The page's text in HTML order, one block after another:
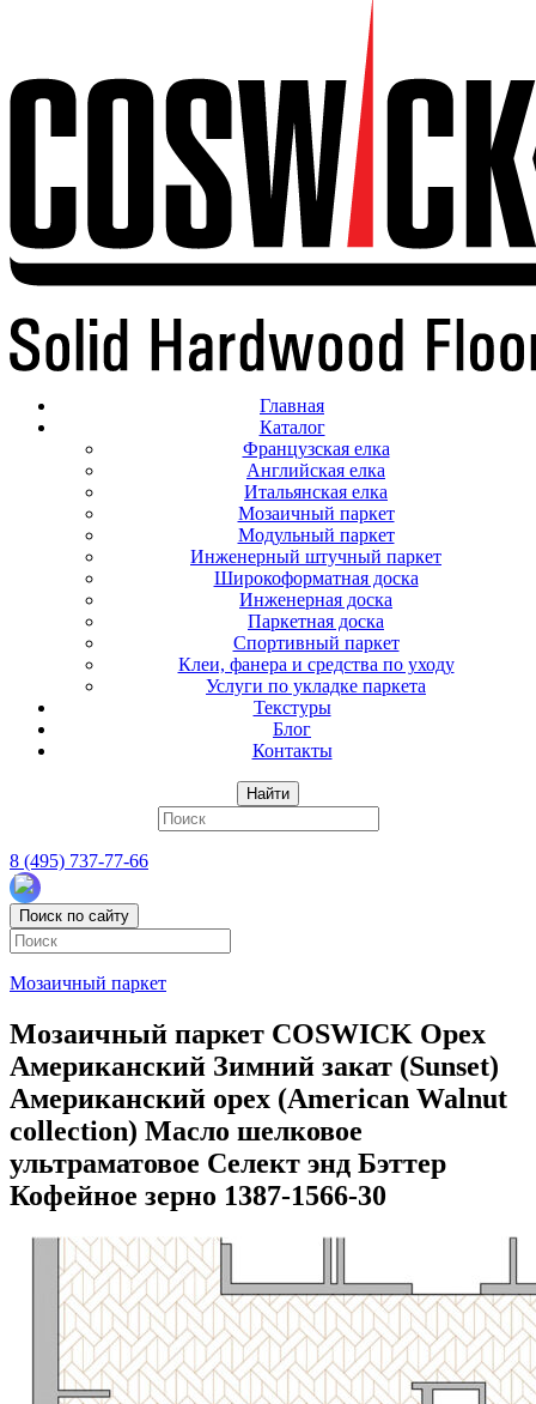
Главная
Каталог
Французская елка
Английская елка
Итальянская елка
Мозаичный паркет
Модульный паркет
Инженерный штучный паркет
Широкоформатная доска
Инженерная доска
Паркетная доска
Спортивный паркет
Клеи, фанера и средства по уходу
Услуги по укладке паркета
Текстуры
Блог
Контакты
Найти
8 (495) 737-77-66
Поиск по сайту
Мозаичный паркет
Мозаичный паркет COSWICK Орех
Американский Зимний закат (Sunset)
Американский орех (American Walnut
collection) Масло шелковое
ультраматовое Селект энд Бэттер
Кофейное зерно 1387-1566-30